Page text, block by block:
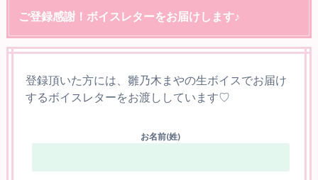
ご登録感謝！ボイスレターをお届けします♪
登録頂いた方には、雛乃木まやの生ボイスでお届け
するボイスレターをお渡ししています♡
お名前(姓)